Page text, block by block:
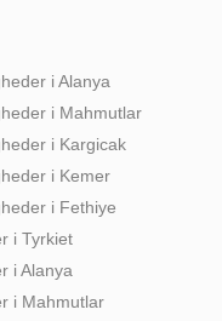
i Alanya
i Mahmutlar
i Kargicak
i Kemer
i Fethiye
i Tyrkiet
i Alanya
i Mahmutlar